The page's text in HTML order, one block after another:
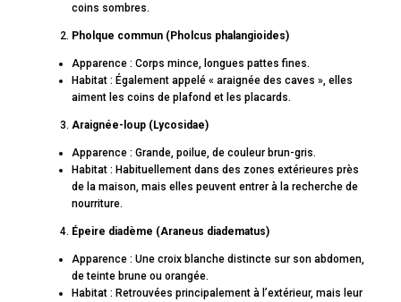
coins sombres.
Pholque commun (Pholcus phalangioides)
Apparence : Corps mince, longues pattes fines.
Habitat : Également appelé « araignée des caves », elles
aiment les coins de plafond et les placards.
Araignée-loup (Lycosidae)
Apparence : Grande, poilue, de couleur brun-gris.
Habitat : Habituellement dans des zones extérieures près
de la maison, mais elles peuvent entrer à la recherche de
nourriture.
Épeire diadème (Araneus diadematus)
Apparence : Une croix blanche distincte sur son abdomen,
de teinte brune ou orangée.
Habitat : Retrouvées principalement à l’extérieur, mais leur